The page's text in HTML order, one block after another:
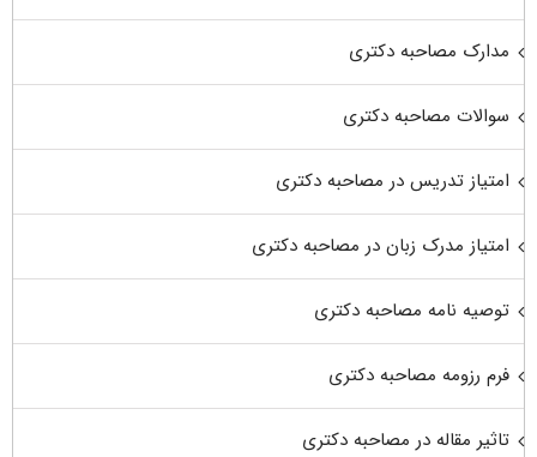
مدارک مصاحبه دکتری
سوالات مصاحبه دکتری
امتیاز تدریس در مصاحبه دکتری
امتیاز مدرک زبان در مصاحبه دکتری
توصیه نامه مصاحبه دکتری
فرم رزومه مصاحبه دکتری
تاثیر مقاله در مصاحبه دکتری